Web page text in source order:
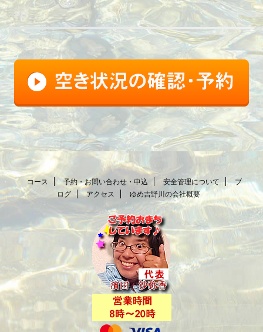
FB
コース 予約・お問い合わせ・申込 安全管理について
ブ
ログ
アクセス ゆめ吉野川の会社概要